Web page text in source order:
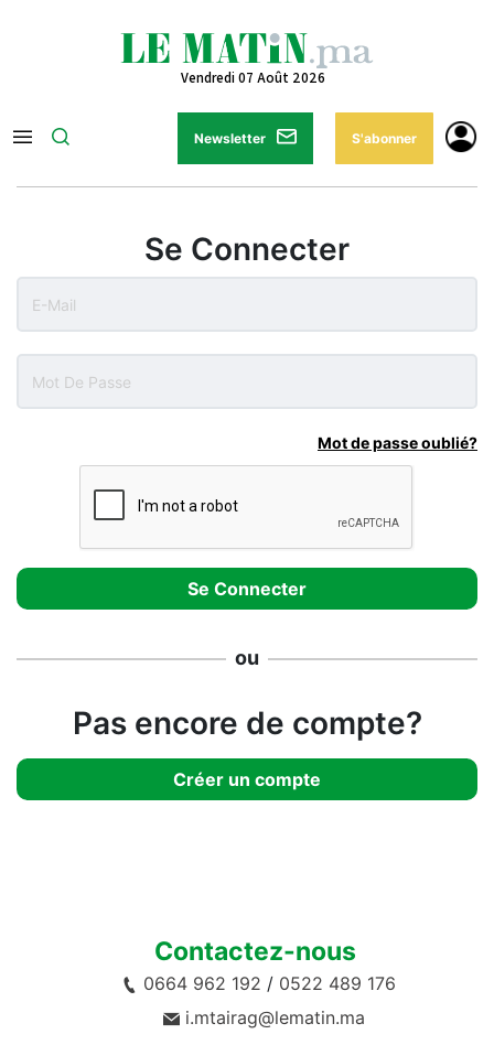
Vendredi 07 Août 2026
Newsletter S'abonner
Se Connecter
Mot de passe oublié?
ou
Pas encore de compte?
Créer un compte
Contactez-nous
0664 962 192 / 0522 489 176
i.mtairag@lematin.ma